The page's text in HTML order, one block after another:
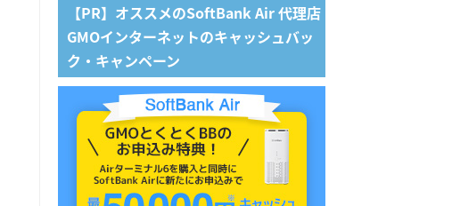
【PR】オススメのSoftBank Air 代理店
GMOインターネットのキャッシュバッ
ク・キャンペーン